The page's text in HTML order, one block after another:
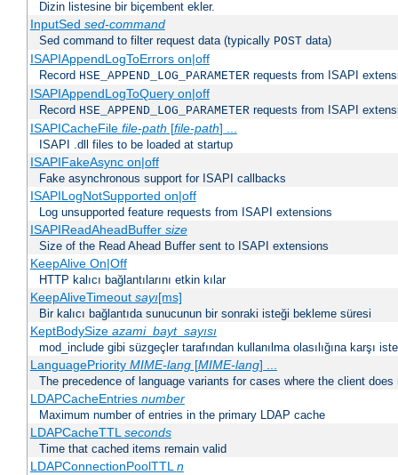
Dizin listesine bir biçembent ekler.
InputSed sed-command
Sed command to filter request data (typically POST data)
ISAPIAppendLogToErrors on|off
Record HSE_APPEND_LOG_PARAMETER requests from ISAPI
ISAPIAppendLogToQuery on|off
Record HSE_APPEND_LOG_PARAMETER requests from ISAPI
ISAPICacheFile file-path [file-path] ...
ISAPI .dll files to be loaded at startup
ISAPIFakeAsync on|off
Fake asynchronous support for ISAPI callbacks
ISAPILogNotSupported on|off
Log unsupported feature requests from ISAPI extensions
ISAPIReadAheadBuffer size
Size of the Read Ahead Buffer sent to ISAPI extensions
KeepAlive On|Off
HTTP kalıcı bağlantılarını etkin kılar
KeepAliveTimeout sayı[ms]
Bir kalıcı bağlantıda sunucunun bir sonraki isteği bekleme süresi
KeptBodySize azami_bayt_sayısı
mod_include gibi süzgeçler tarafından kullanılma olasılığına karşı
LanguagePriority MIME-lang[MIME-lang] ...
The precedence of language variants for cases where the client
LDAPCacheEntries number
Maximum number of entries in the primary LDAP cache
LDAPCacheTTLseconds
Time that cached items remain valid
LDAPConnectionPoolTTLn